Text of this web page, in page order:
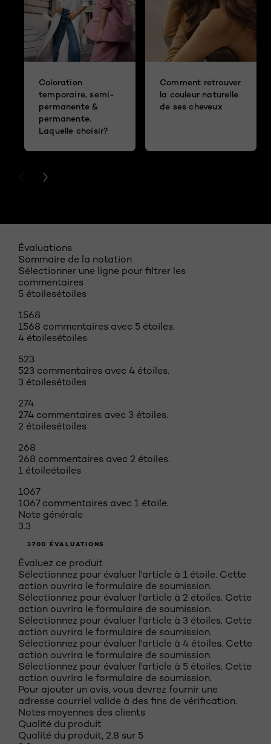
Coloration
temporaire, semi-
permanente &
permanente.
Laquelle choisir?
Comment retrouver
la couleur naturelle
de ses cheveux
PREVIOUS CARD
NEXT CARD
Évaluations
Sommaire de la notation
Sélectionner une ligne pour filtrer les
commentaires
5 étoilesétoiles
1568
1568 commentaires avec 5 étoiles.
4 étoilesétoiles
523
523 commentaires avec 4 étoiles.
3 étoilesétoiles
274
274 commentaires avec 3 étoiles.
2 étoilesétoiles
268
268 commentaires avec 2 étoiles.
1 étoileétoiles
1067
1067 commentaires avec 1 étoile.
Note générale
3.3
3700 ÉVALUATIONS
Évaluez ce produit
Sélectionnez pour évaluer l'article à 1 étoile. Cette
action ouvrira le formulaire de soumission.
Sélectionnez pour évaluer l'article à 2 étoiles. Cette
action ouvrira le formulaire de soumission.
Sélectionnez pour évaluer l'article à 3 étoiles. Cette
action ouvrira le formulaire de soumission.
Sélectionnez pour évaluer l'article à 4 étoiles. Cette
action ouvrira le formulaire de soumission.
Sélectionnez pour évaluer l'article à 5 étoiles. Cette
action ouvrira le formulaire de soumission.
Pour ajouter un avis, vous devrez fournir une
adresse courriel valide à des fins de vérification.
Notes moyennes des clients
Qualité du produit
Qualité du produit, 2.8 sur 5